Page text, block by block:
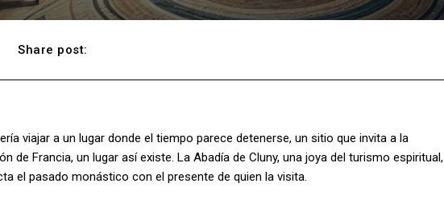
Share post:
viajar a un lugar donde el tiempo parece detenerse, un sitio que invita a la
de Francia, un lugar así existe. La Abadía de Cluny, una joya del turismo espiritual,
el pasado monástico con el presente de quien la visita.